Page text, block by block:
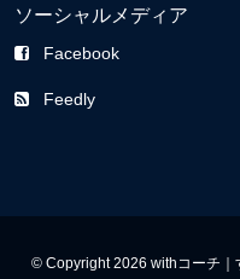
ソーシャルメディア
Facebook
Feedly
© Copyright 2026 withコーチ｜